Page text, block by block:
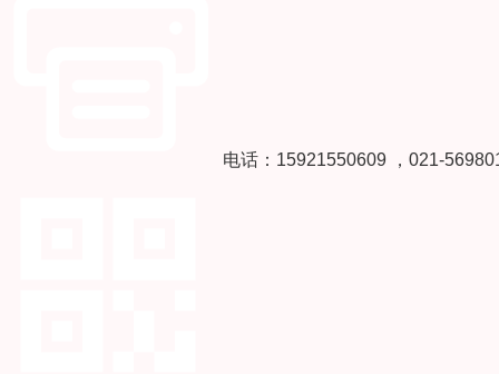
电话：15921550609 ，021-